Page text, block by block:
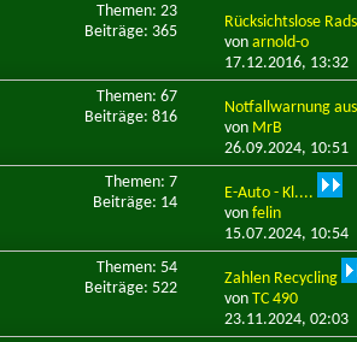
Themen: 23
Beiträge: 365
Rücksichtslose
vonarnold-o
17.12.2016, 13:32
Themen: 67
Beiträge: 816
Notfallwarnung
von MrB
26.09.2024, 10:51
Themen: 7
Beiträge: 14
E-Auto - Kl....
vonfelin
15.07.2024, 10:54
Themen: 54
Beiträge: 522
Zahlen Recycling
vonTC 490
23.11.2024,02:03